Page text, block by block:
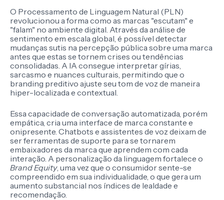
O Processamento de Linguagem Natural (PLN)
revolucionou a forma como as marcas "escutam" e
"falam" no ambiente digital. Através da análise de
sentimento em escala global, é possível detectar
mudanças sutis na percepção pública sobre uma marca
antes que estas se tornem crises ou tendências
consolidadas. A IA consegue interpretar gírias,
sarcasmo e nuances culturais, permitindo que o
branding preditivo ajuste seu tom de voz de maneira
hiper-localizada e contextual.
Essa capacidade de conversação automatizada, porém
empática, cria uma interface de marca constante e
onipresente. Chatbots e assistentes de voz deixam de
ser ferramentas de suporte para se tornarem
embaixadores da marca que aprendem com cada
interação. A personalização da linguagem fortalece o
Brand Equity, uma vez que o consumidor sente-se
compreendido em sua individualidade, o que gera um
aumento substancial nos índices de lealdade e
recomendação.